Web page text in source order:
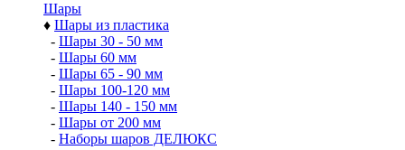
Шары
♦ Шары из пластика
- Шары 30 - 50 мм
- Шары 60 мм
- Шары 65 - 90 мм
- Шары 100-120 мм
- Шары 140 - 150 мм
- Шары от 200 мм
- Наборы шаров ДЕЛЮКС